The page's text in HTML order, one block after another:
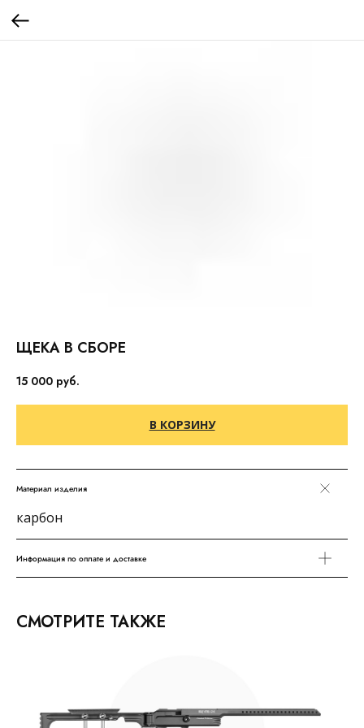
ЩЕКА В СБОРЕ
15 000 руб.
В КОРЗИНУ
Материал изделия
карбон
Информация по оплате и доставке
СМОТРИТЕ ТАКЖЕ